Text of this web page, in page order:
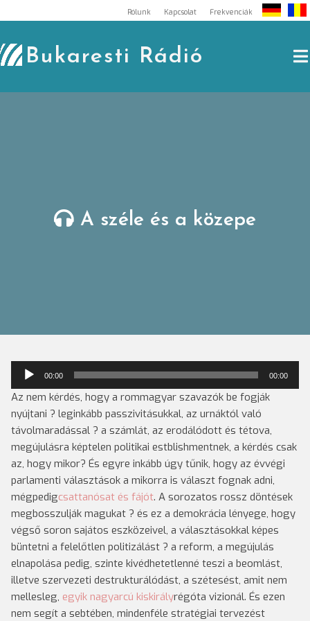
to
content
Rólunk Kapcsolat Frekvenciák
Bukaresti Rádió
A széle és a közepe
Audió
lejátszó
00:00 00:00
Az nem kérdés, hogy a rommagyar szavazók be fogják
nyújtani ? leginkább passzivitásukkal, az urnáktól való
távolmaradással ? a számlát, az erodálódott és tétova,
megújulásra képtelen politikai estblishmentnek, a kérdés csak
az, hogy mikor? És egyre inkább úgy tűnik, hogy az évvégi
parlamenti választások a mikorra is választ fognak adni,
mégpedigcsattanósat és fájót. A sorozatos rossz döntések
megbosszulják magukat ? és ez a demokrácia lényege, hogy
végső soron sajátos eszközeivel, a választásokkal képes
büntetni a felelőtlen politizálást ? a reform, a megújulás
elnapolása pedig, szinte kivédhetetlenné teszi a beomlást,
illetve szervezeti destrukturálódást, a szétesést, amit nem
mellesleg, egyik nagyarcú kiskirályrégóta vizionál. És ezen
nem segít a sebtében, mindenféle stratégiai tervezést